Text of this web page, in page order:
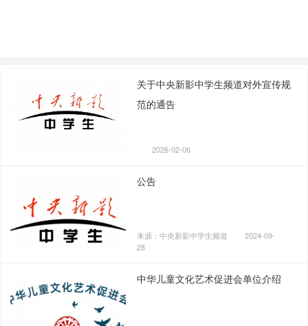
关于中央新影中学生频道对外宣传规
范的通告
2026-02-06
公告
来源：中央新影中学生频道
2024-09-
28
中华儿童文化艺术促进会单位介绍